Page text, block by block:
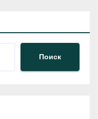
Поиск